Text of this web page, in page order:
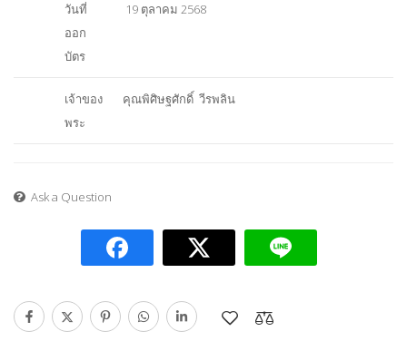
วันที่
ออก
บัตร
19 ตุลาคม 2568
เจ้าของ
พระ
คุณพิศิษฐศักดิ์ วีรพลิน
Ask a Question